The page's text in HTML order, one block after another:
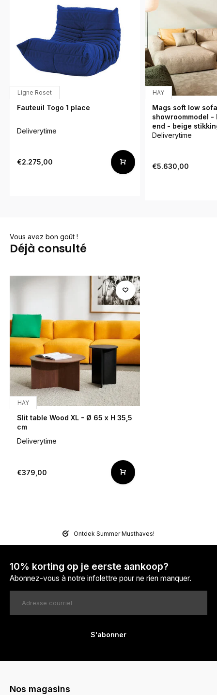
Ligne Roset
Fauteuil Togo 1 place
Deliverytime
€2.275,00
HAY
Mags soft low
showroommodel
end - beige
Deliverytime
€5.630,00
Vous avez bon goût !
Déjà consulté
HAY
Slit table Wood XL - Ø 65 x H 35,5
cm
Deliverytime
€379,00
Ontdek Summer Musthaves!
10% korting op je eerste aankoop?
Abonnez-vous à notre infolettre pour ne rien manquer.
S'abonner
Nos magasins